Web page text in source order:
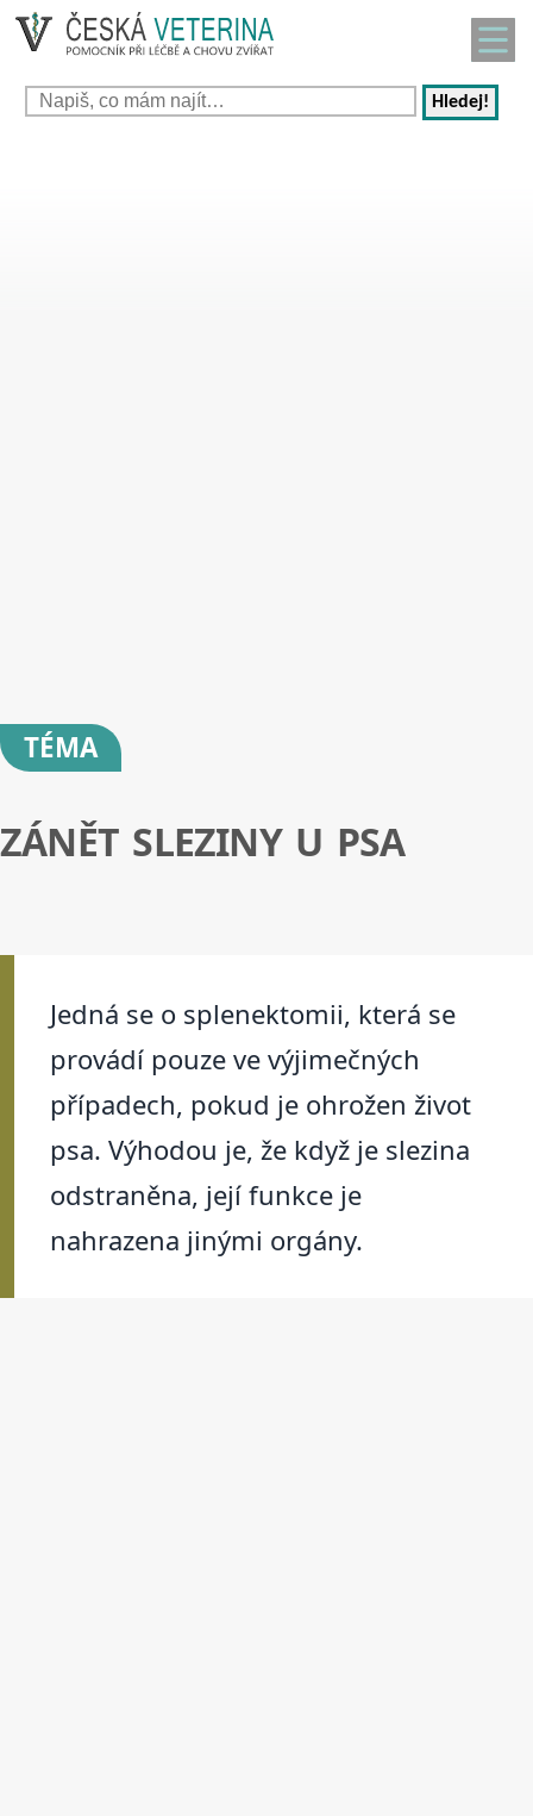
Hledej!
TÉMA
ZÁNĚT SLEZINY U PSA
Jedná se o splenektomii, která se
provádí pouze ve výjimečných
případech, pokud je ohrožen život
psa. Výhodou je, že když je slezina
odstraněna, její funkce je
nahrazena jinými orgány.